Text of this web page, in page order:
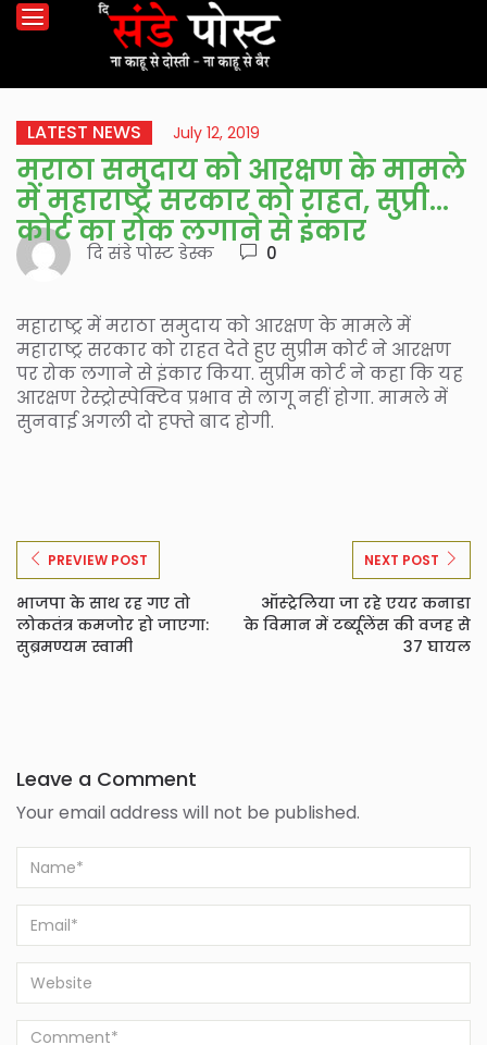
LATEST NEWS July 12, 2019
मराठा समुदाय को आरक्षण के मामले
में महाराष्ट्र सरकार को राहत, सुप्रीम
कोर्ट का रोक लगाने से इंकार
दि संडे पोस्ट डेस्क 0
महाराष्ट्र में मराठा समुदाय को आरक्षण के मामले में
महाराष्ट्र सरकार को राहत देते हुए सुप्रीम कोर्ट ने आरक्षण
पर रोक लगाने से इंकार किया. सुप्रीम कोर्ट ने कहा कि यह
आरक्षण रेस्ट्रोस्पेक्टिव प्रभाव से लागू नहीं होगा. मामले में
सुनवाई अगली दो हफ्ते बाद होगी.
PREVIEW POST
भाजपा के साथ रह गए तो
लोकतंत्र कमजोर हो जाएगा:
सुब्रमण्यम स्वामी
NEXT POST
ऑस्ट्रेलिया जा रहे एयर कनाडा
के विमान में टर्ब्यूलेंस की वजह से
37 घायल
Leave a Comment
Your email address will not be published.